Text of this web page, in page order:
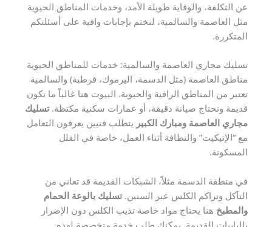
عن التكلفة، والوقاية طويلة الأمد، وخدمات المناطق الحيوية
مثل العاصمة والسالمية، لنختم بإجابات وافية على أسئلتكم
المتكررة.
تسليك مجاري العاصمة والسالمية: خدمات للمناطق الحيوية
مناطق العاصمة (مثل الدسمة، اليرموك، قرطبة) والسالمية
تعتبر من المناطق الراقية والحيوية. البيوت هنا غالباً ما تكون
قديمة وتحتاج صيانة دقيقة، أو عمارات سكنية مكتظة.تسليك
مجاري العاصمة ومبارك الكبير يتطلب فنيين يعرفون التعامل
مع “الإتيكيت” والنظافة أثناء العمل، خاصة في الفلل
المسكونة.
في منطقة الدسمة مثلاً، الشبكات القديمة قد تعاني من
التآكل وتراكم الكلس عبر السنين.تسليك بالوعة الحمام
والمطبخ هنا يحتاج مواد خاصة تذيب الكلس دون الإضرار
بالبايبات القديمة. يمكنك طلب خدمة متخصصة لهذه